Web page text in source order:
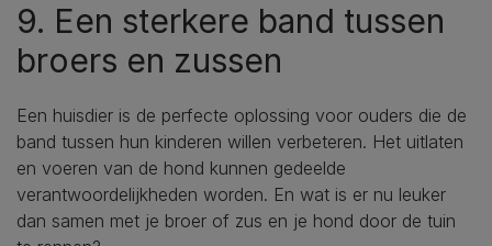
9. Een sterkere band tussen
broers en zussen
Een huisdier is de perfecte oplossing voor ouders die de
band tussen hun kinderen willen verbeteren. Het uitlaten
en voeren van de hond kunnen gedeelde
verantwoordelijkheden worden. En wat is er nu leuker
dan samen met je broer of zus en je hond door de tuin